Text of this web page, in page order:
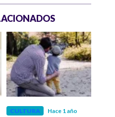
CULTURA Hace 1 año